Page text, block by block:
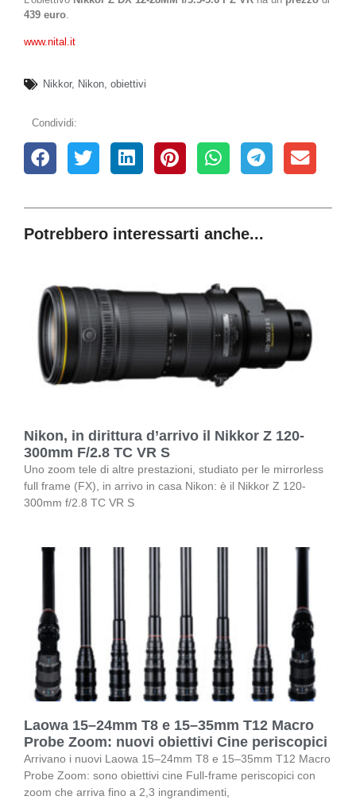
439 euro.
www.nital.it
Nikkor, Nikon, obiettivi
Condividi:
Potrebbero interessarti anche...
Nikon, in dirittura d’arrivo il Nikkor Z 120-
300mm F/2.8 TC VR S
Uno zoom tele di altre prestazioni, studiato per le mirrorless
full frame (FX), in arrivo in casa Nikon: è il Nikkor Z 120-
300mm f/2.8 TC VR S
Laowa 15–24mm T8 e 15–35mm T12 Macro
Probe Zoom: nuovi obiettivi Cine periscopici
Arrivano i nuovi Laowa 15–24mm T8 e 15–35mm T12 Macro
Probe Zoom: sono obiettivi cine Full-frame periscopici con
zoom che arriva fino a 2,3 ingrandimenti,